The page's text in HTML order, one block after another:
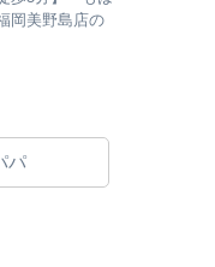
岡美野島店の
パ